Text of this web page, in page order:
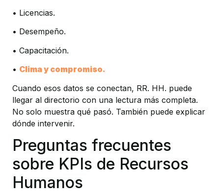
• Licencias.
• Desempeño.
• Capacitación.
• Clima y compromiso.
Cuando esos datos se conectan, RR. HH. puede
llegar al directorio con una lectura más completa.
No solo muestra qué pasó. También puede explicar
dónde intervenir.
Preguntas frecuentes
sobre KPIs de Recursos
Humanos